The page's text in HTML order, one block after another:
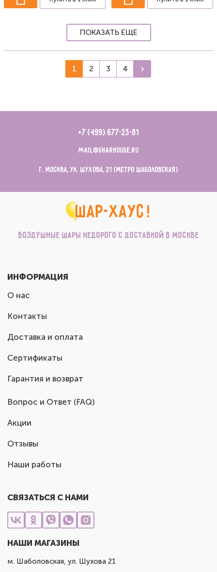
ПОКАЗАТЬ ЕЩЕ
1 2 3 4
+7 (499) 677-23-81
mail@sharhouse.ru
г. Москва, ул. Шухова, 21 (метро Шаболовская)
Воздушные шары недорого с доставкой в Москве
ИНФОРМАЦИЯ
О нас
Контакты
Доставка и оплата
Сертификаты
Гарантия и возврат
Вопрос и Ответ (FAQ)
Акции
Отзывы
Наши работы
СВЯЗАТЬСЯ С НАМИ
НАШИ МАГАЗИНЫ
м. Шаболовская, ул. Шухова 21